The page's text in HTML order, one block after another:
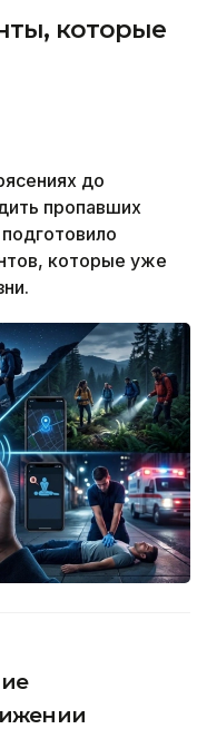
которые
до
пропавших
подготовило
которые уже